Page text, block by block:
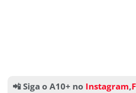
📲 Siga o A10+ no Instagram,